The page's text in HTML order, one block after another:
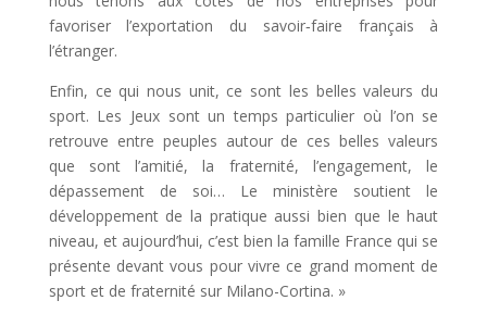
favoriser l’exportation du savoir‑faire français à
l’étranger.
Enfin, ce qui nous unit, ce sont les belles valeurs du
sport. Les Jeux sont un temps particulier où l’on se
retrouve entre peuples autour de ces belles valeurs
que sont l’amitié, la fraternité, l’engagement, le
dépassement de soi… Le ministère soutient le
développement de la pratique aussi bien que le haut
niveau, et aujourd’hui, c’est bien la famille France qui se
présente devant vous pour vivre ce grand moment de
sport et de fraternité sur Milano-Cortina. »